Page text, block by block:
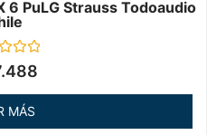
6 PuLG Strauss Todoaudio
MÁS